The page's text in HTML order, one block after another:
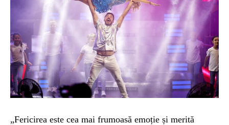
„Fericirea este cea mai frumoasă emoție și merită